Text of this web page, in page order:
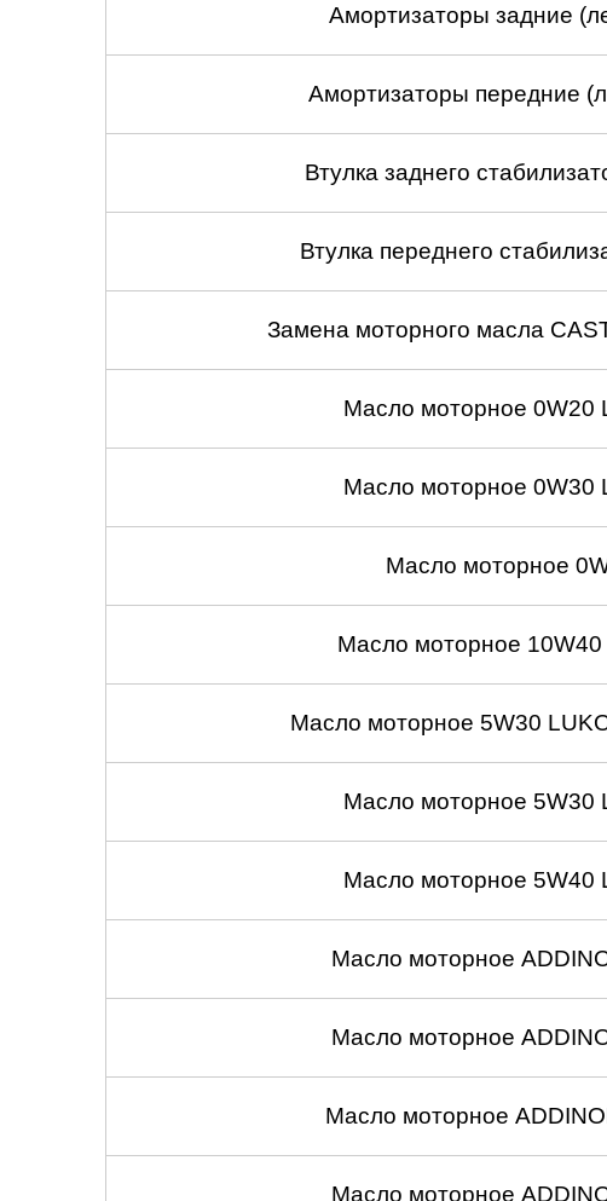
Амортизаторы задние
Амортизаторы передние
Втулка заднего
Втулка переднего
Замена моторного масла
Масло моторное 0W20
Масло моторное 0W30
Масло моторное
Масло моторное
Масло моторное 5W30
Масло моторное 5W30
Масло моторное 5W40
Масло моторное
Масло моторное
Масло моторное
Масло моторное